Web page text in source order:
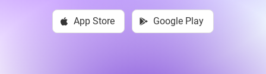
App Store Google Play